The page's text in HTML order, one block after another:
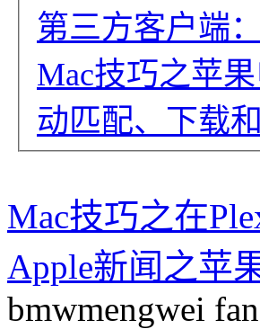
第三方客户端
Mac技巧之苹
动匹配、下载
Mac技巧之在
Apple新闻之苹
bmwmengwei fan